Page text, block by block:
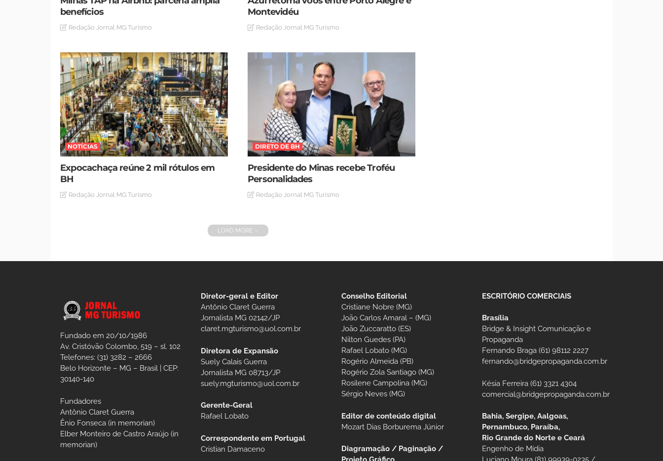
benefícios
Redação Jornal MG Turismo
Montevidéu
Redação Jornal MG Turismo
NOTÍCIAS
Expocachaça reúne 2 mil rótulos em
BH
Redação Jornal MG Turismo
DIRETO DE BH
Presidente do Minas recebe Troféu
Personalidades
Redação Jornal MG Turismo
LOAD MORE
Fundado em 20/10/1986
Av. Cristóvão Colombo, 519 – sl. 102
Telefones: (31) 3282 – 2666
Belo Horizonte – MG – Brasil | CEP:
30140-140
Fundadores
Antônio Claret Guerra
Ênio Fonseca (in memorian)
Elber Monteiro de Castro Araújo (in
memorian)
Diretor-geral e Editor
Antônio Claret Guerra
Jornalista MG 02142/JP
claret.mgturismo@uol.com.br
Diretora de Expansão
Suely Calais Guerra
Jornalista MG 08713/JP
suely.mgturismo@uol.com.br
Gerente-Geral
Rafael Lobato
Correspondente em Portugal
Cristian Damaceno
Conselho Editorial
Cristiane Nobre (MG)
João Carlos Amaral – (MG)
João Zuccaratto (ES)
Nilton Guedes (PA)
Rafael Lobato (MG)
Rogério Almeida (PB)
Rogério Zola Santiago (MG)
Rosilene Campolina (MG)
Sérgio Neves (MG)
Editor de conteúdo digital
Mozart Dias Borburema Júnior
Diagramação / Paginação /
ESCRITÓRIO COMERCIAIS
Brasília
Bridge & Insight Comunicação e
Propaganda
Fernando Braga (61) 98112 2227
fernando@bridgepropaganda.com.br
Késia Ferreira (61) 3321 4304
comercial@bridgepropaganda.com.br
Bahia, Sergipe, Aalgoas,
Pernambuco, Paraíba,
Rio Grande do Norte e Ceará
Engenho de Mídia